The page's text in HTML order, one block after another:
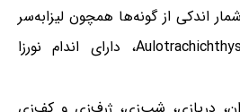
اندکی از گونه‌ها همچون لیزابه‌سر
درخشان فیلیپینی Aulotrachichthys latus، دارای اندام نورزا